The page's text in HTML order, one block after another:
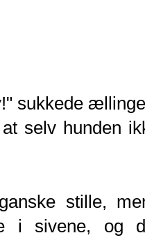
sukkede
selv hunden
stille,
i sivene, og